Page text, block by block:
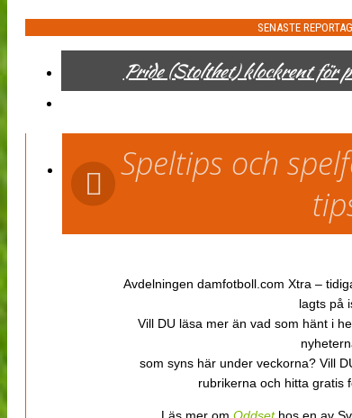
SENASTE
Pride (Stolthet) klockrent för
Speltips och
Avdelningen damfotboll.com Xtra –
lagts på
Vill DU läsa mer än vad som hänt i
som syns här under veckorna? Vill
rubrikerna och hitta gratis